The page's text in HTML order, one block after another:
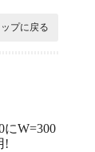
プに戻る
にW=300
!